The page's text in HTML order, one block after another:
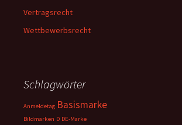
Vertragsrecht
Wettbewerbsrecht
Schlagwörter
Anmeldetag Basismarke
Bildmarken D DE-Marke